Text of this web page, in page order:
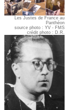
Les Justes de France au
Panthéon
source photo : YV - FMS
crédit photo : D.R.